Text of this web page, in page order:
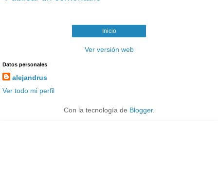
Inicio
Ver versión web
Datos personales
alejandrus
Ver todo mi perfil
Con la tecnología de Blogger.